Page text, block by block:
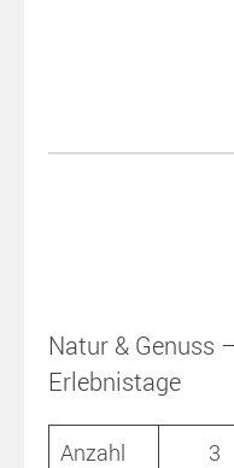
Natur & Genuss
Erlebnistage
Anzahl
3